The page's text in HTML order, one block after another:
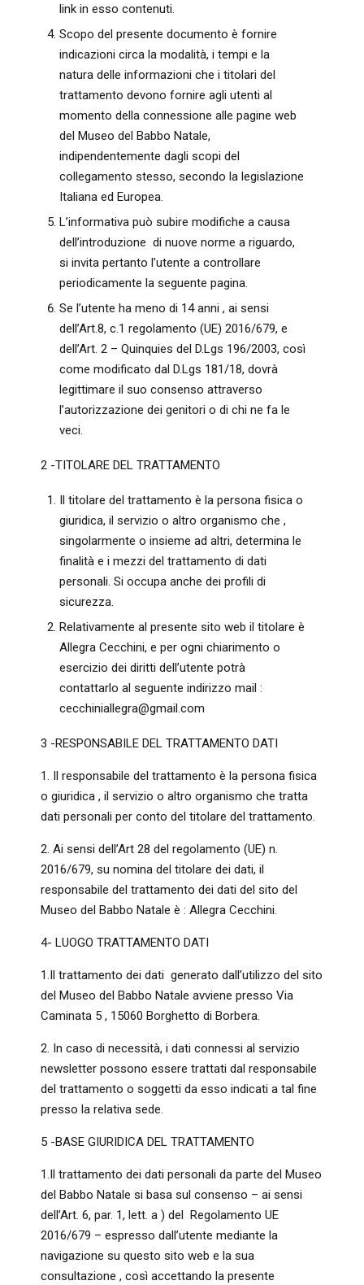
link in esso contenuti.
Scopo del presente documento è fornire
indicazioni circa la modalità, i tempi e la
natura delle informazioni che i titolari del
trattamento devono fornire agli utenti al
momento della connessione alle pagine web
del Museo del Babbo Natale,
indipendentemente dagli scopi del
collegamento stesso, secondo la legislazione
Italiana ed Europea.
L’informativa può subire modifiche a causa
dell’introduzione di nuove norme a riguardo,
si invita pertanto l’utente a controllare
periodicamente la seguente pagina.
Se l’utente ha meno di 14 anni , ai sensi
dell’Art.8, c.1 regolamento (UE) 2016/679, e
dell’Art. 2 – Quinquies del D.Lgs 196/2003, così
come modificato dal D.Lgs 181/18, dovrà
legittimare il suo consenso attraverso
l’autorizzazione dei genitori o di chi ne fa le
veci.
2 -TITOLARE DEL TRATTAMENTO
Il titolare del trattamento è la persona fisica o
giuridica, il servizio o altro organismo che ,
singolarmente o insieme ad altri, determina le
finalità e i mezzi del trattamento di dati
personali. Si occupa anche dei profili di
sicurezza.
Relativamente al presente sito web il titolare è
Allegra Cecchini, e per ogni chiarimento o
esercizio dei diritti dell’utente potrà
contattarlo al seguente indirizzo mail :
cecchiniallegra@gmail.com
3 -RESPONSABILE DEL TRATTAMENTO DATI
1. Il responsabile del trattamento è la persona fisica
o giuridica , il servizio o altro organismo che tratta
dati personali per conto del titolare del trattamento.
2. Ai sensi dell’Art 28 del regolamento (UE) n.
2016/679, su nomina del titolare dei dati, il
responsabile del trattamento dei dati del sito del
Museo del Babbo Natale è : Allegra Cecchini.
4- LUOGO TRATTAMENTO DATI
1.Il trattamento dei dati generato dall’utilizzo del sito
del Museo del Babbo Natale avviene presso Via
Caminata 5 , 15060 Borghetto di Borbera.
2. In caso di necessità, i dati connessi al servizio
newsletter possono essere trattati dal responsabile
del trattamento o soggetti da esso indicati a tal fine
presso la relativa sede.
5 -BASE GIURIDICA DEL TRATTAMENTO
1.Il trattamento dei dati personali da parte del Museo
del Babbo Natale si basa sul consenso – ai sensi
dell’Art. 6, par. 1, lett. a ) del Regolamento UE
2016/679 – espresso dall’utente mediante la
navigazione su questo sito web e la sua
consultazione , così accettando la presente